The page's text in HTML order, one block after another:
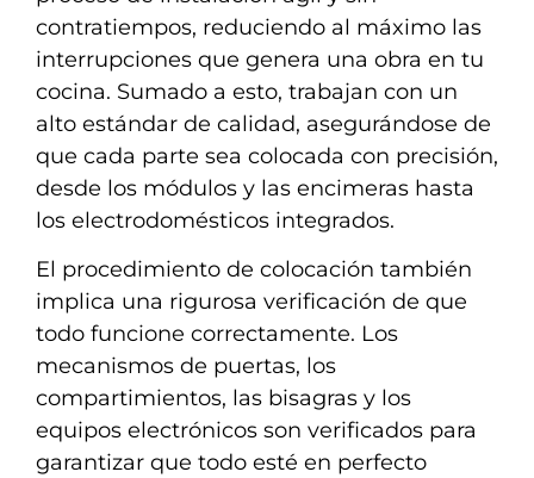
contratiempos, reduciendo al máximo las
interrupciones que genera una obra en tu
cocina. Sumado a esto, trabajan con un
alto estándar de calidad, asegurándose de
que cada parte sea colocada con precisión,
desde los módulos y las encimeras hasta
los electrodomésticos integrados.
El procedimiento de colocación también
implica una rigurosa verificación de que
todo funcione correctamente. Los
mecanismos de puertas, los
compartimientos, las bisagras y los
equipos electrónicos son verificados para
garantizar que todo esté en perfecto